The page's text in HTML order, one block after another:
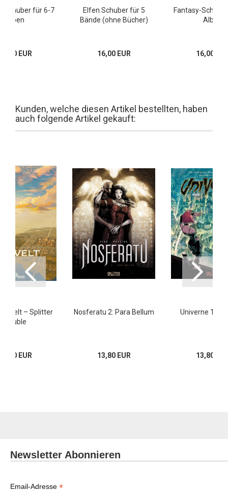
Schuber für 6-7
Alben
EUR
Elfen Schuber für 5
Bände (ohne Bücher)
16,00 EUR
Fantasy-
Alben
16,00
Kunden, welche diesen Artikel bestellten, haben
auch folgende Artikel gekauft:
Welt – Splitter
Double
EUR
Nosferatu 2: Para Bellum
13,80 EUR
Univerne 1:
13,80
Newsletter Abonnieren
Email-Adresse *